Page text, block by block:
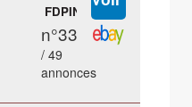
FDPIN
n°33
/ 49
annonces